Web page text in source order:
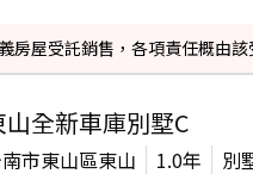
房屋受託銷售，各項責任概由
山全新車庫別墅C
市東山區東山 1.0年
別